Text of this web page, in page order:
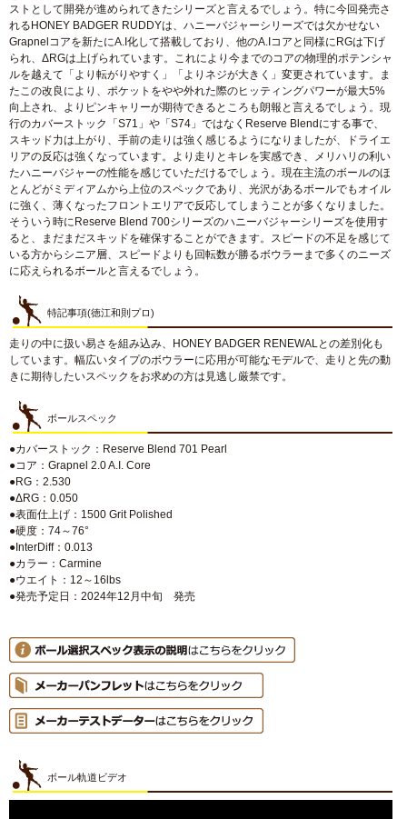
ストとして開発が進められてきたシリーズと言えるでしょう。特に今回発売さ
れるHONEY BADGER RUDDYは、ハニーバジャーシリーズでは欠かせない
Grapnelコアを新たにA.I化して搭載しており、他のA.Iコアと同様にRGは下げ
られ、ΔRGは上げられています。これにより今までのコアの物理的ポテンシャ
ルを越えて「より転がりやすく」「よりネジが大きく」変更されています。ま
たこの改良により、ポケットをやや外れた際のヒッティングパワーが最大5%
向上され、よりピンキャリーが期待できるところも朗報と言えるでしょう。現
行のカバーストック「S71」や「S74」ではなくReserve Blendにする事で、
スキッド力は上がり、手前の走りは強く感じるようになりましたが、ドライエ
リアの反応は強くなっています。より走りとキレを実感でき、メリハリの利い
たハニーバジャーの性能を感じていただけるでしょう。現在主流のボールのほ
とんどがミディアムから上位のスペックであり、光沢があるボールでもオイル
に強く、薄くなったフロントエリアで反応してしまうことが多くなりました。
そういう時にReserve Blend 700シリーズのハニーバジャーシリーズを使用す
ると、まだまだスキッドを確保することができます。スピードの不足を感じて
いる方からシニア層、スピードよりも回転数が勝るボウラーまで多くのニーズ
に応えられるボールと言えるでしょう。
特記事項(徳江和則プロ)
走りの中に扱い易さを組み込み、HONEY BADGER RENEWALとの差別化も
しています。幅広いタイプのボウラーに応用が可能なモデルで、走りと先の動
きに期待したいスペックをお求めの方は見逃し厳禁です。
ボールスペック
●カバーストック：Reserve Blend 701 Pearl
●コア：Grapnel 2.0 A.I. Core
●RG：2.530
●ΔRG：0.050
●表面仕上げ：1500 Grit Polished
●硬度：74～76°
●InterDiff：0.013
●カラー：Carmine
●ウエイト：12～16lbs
●発売予定日：2024年12月中旬 発売
ボール軌道ビデオ